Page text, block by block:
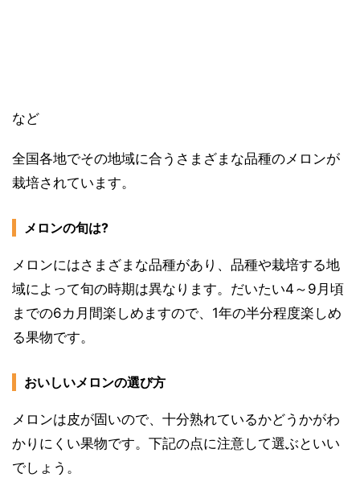
など
全国各地でその地域に合うさまざまな品種のメロンが
栽培されています。
メロンの旬は?
メロンにはさまざまな品種があり、品種や栽培する地
域によって旬の時期は異なります。だいたい4～9月頃
までの6カ月間楽しめますので、1年の半分程度楽しめ
る果物です。
おいしいメロンの選び方
メロンは皮が固いので、十分熟れているかどうかがわ
かりにくい果物です。下記の点に注意して選ぶといい
でしょう。